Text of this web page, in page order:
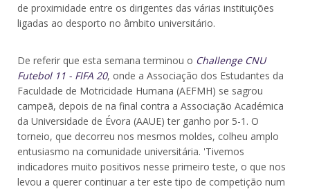
de proximidade entre os dirigentes das várias instituições
ligadas ao desporto no âmbito universitário.
De referir que esta semana terminou o Challenge CNU
Futebol 11 - FIFA 20, onde a Associação dos Estudantes da
Faculdade de Motricidade Humana (AEFMH) se sagrou
campeã, depois de na final contra a Associação Académica
da Universidade de Évora (AAUE) ter ganho por 5-1. O
torneio, que decorreu nos mesmos moldes, colheu amplo
entusiasmo na comunidade universitária. 'Tivemos
indicadores muito positivos nesse primeiro teste, o que nos
levou a querer continuar a ter este tipo de competição num